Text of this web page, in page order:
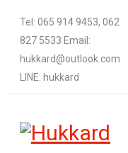
Tel: 065 914 9453, 062
827 5533 Email:
hukkard@outlook.com
LINE: hukkard